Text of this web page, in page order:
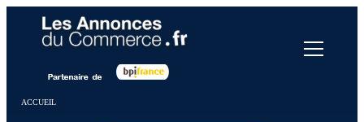
ACCUEIL
Panneau de gestion des cookies